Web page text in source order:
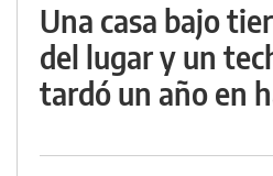
Una casa bajo
del lugar y un
tardó un año en